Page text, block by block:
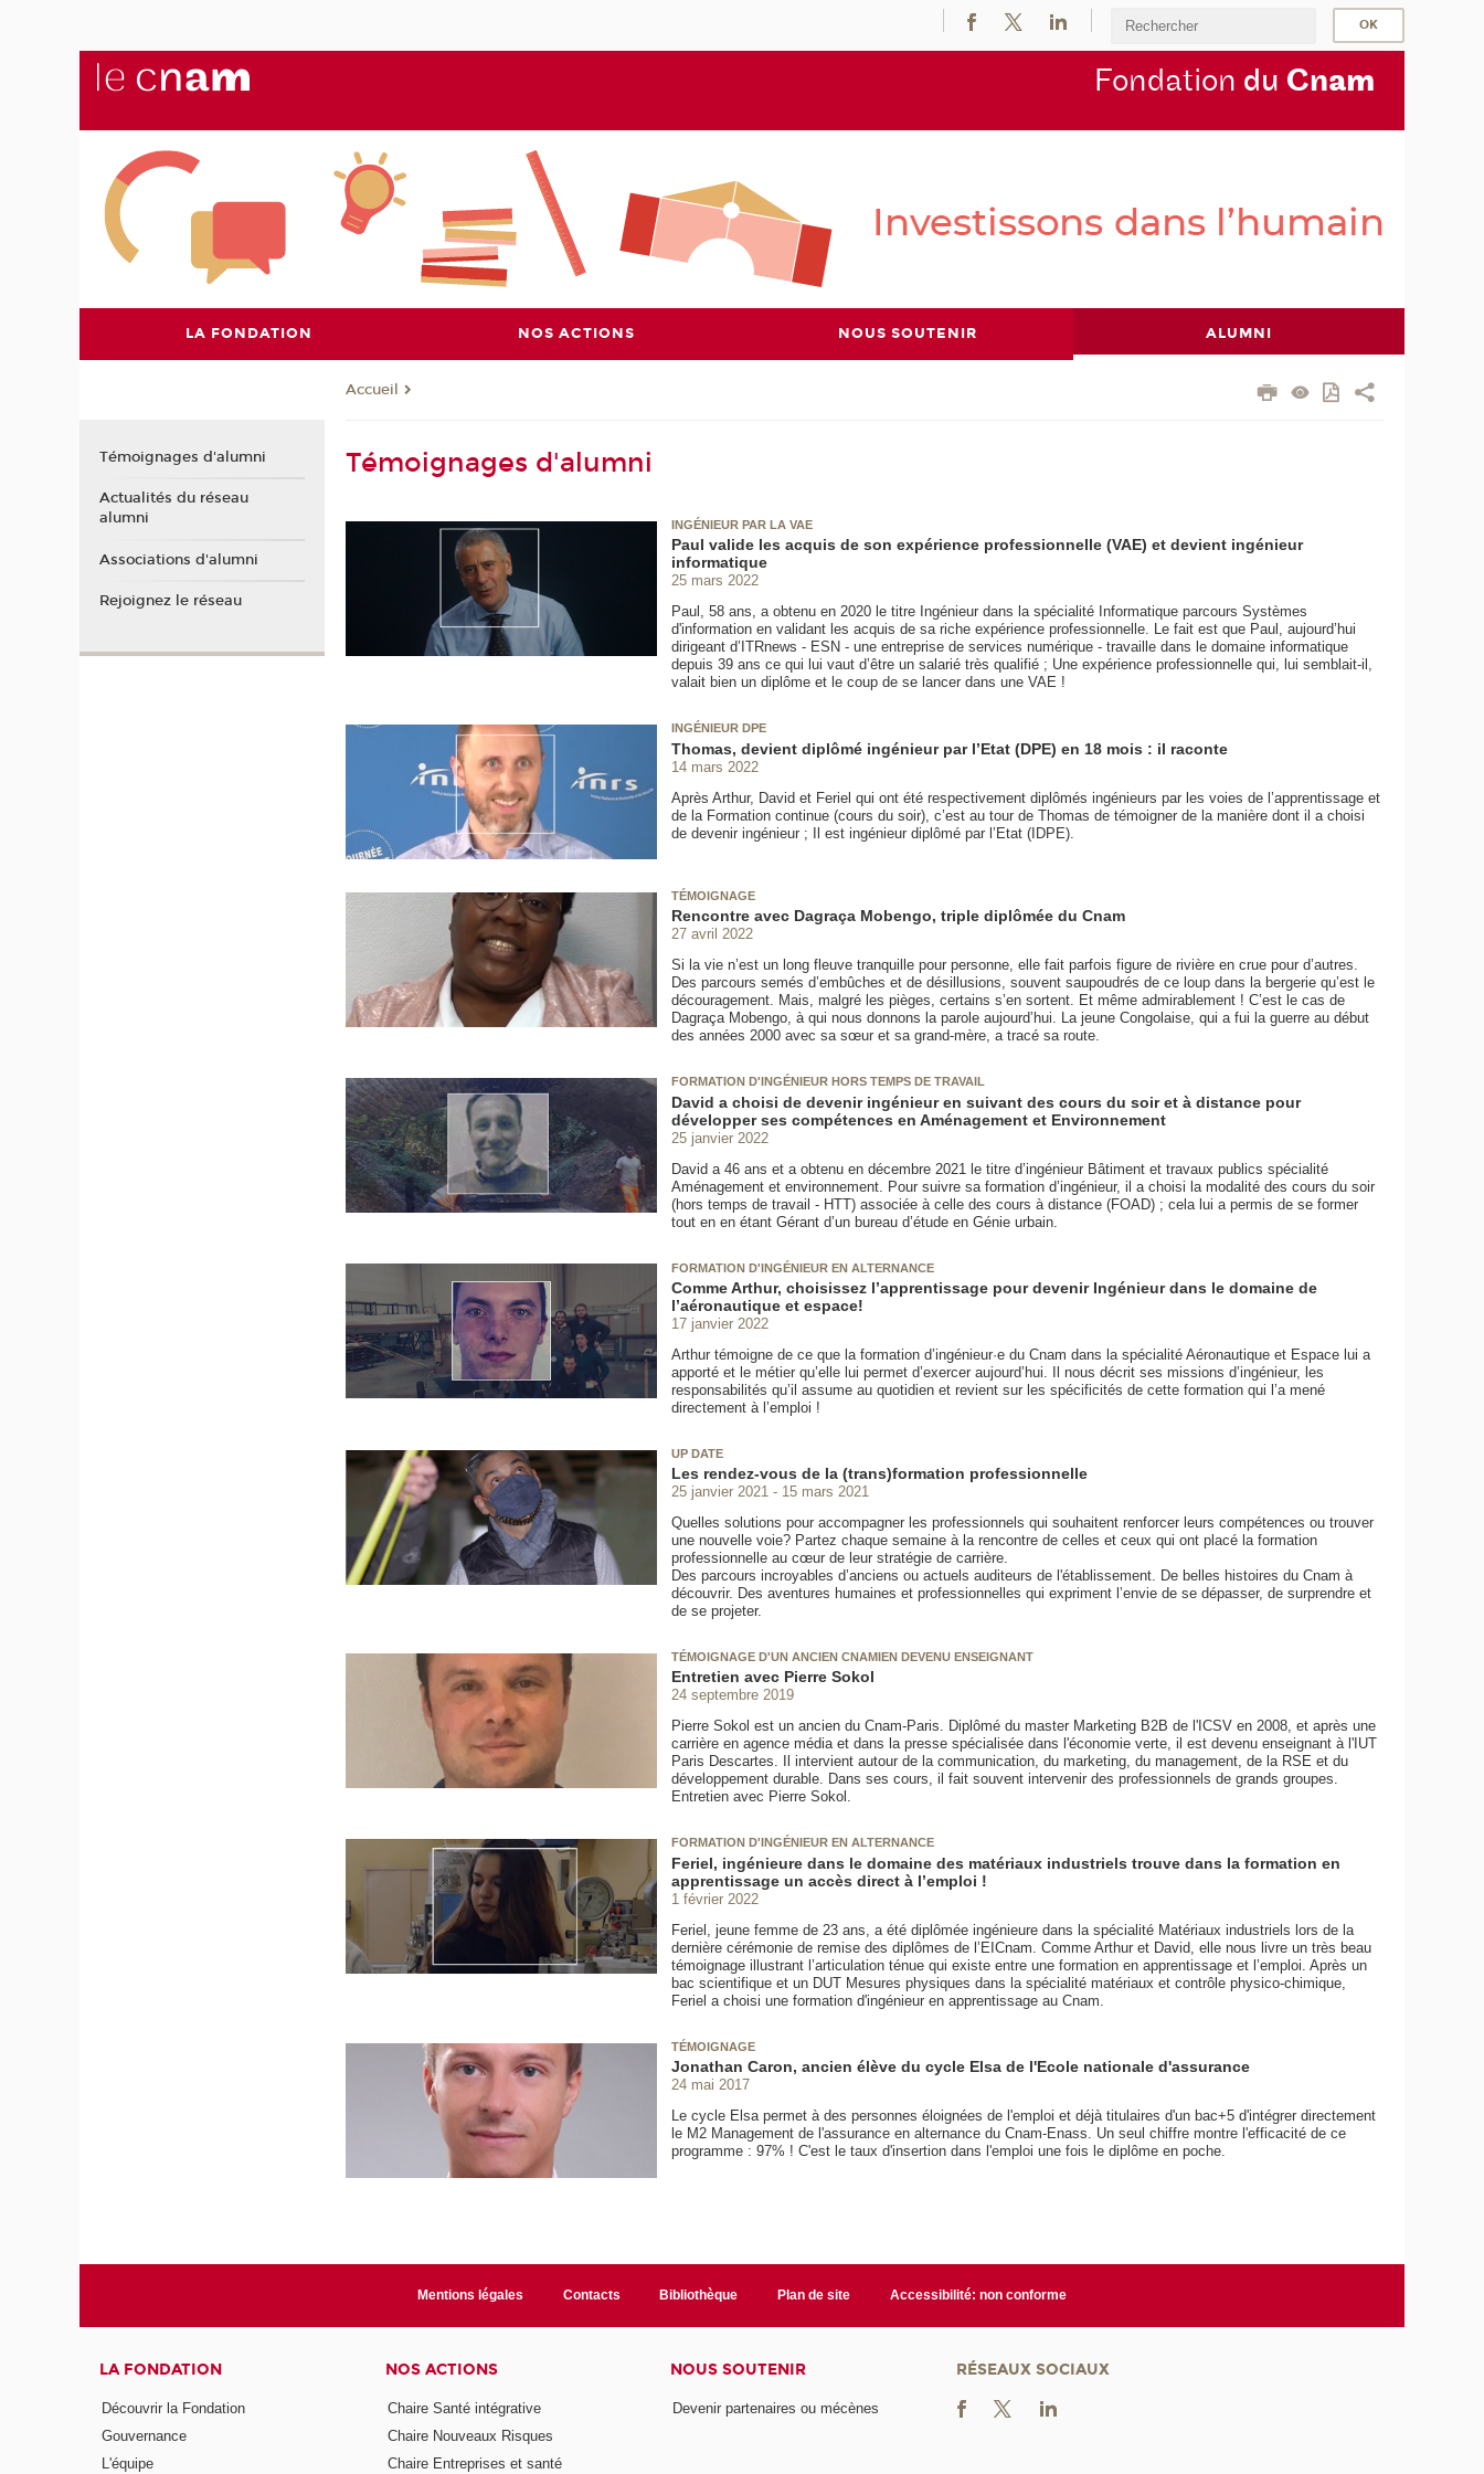
Fondation du Cnam
LA FONDATION NOS ACTIONS NOUS SOUTENIR ALUMNI
Accueil
Témoignages d'alumni
INGÉNIEUR PAR LA VAE
Paul valide les acquis de son expérience professionnelle (VAE) et devient ingénieur
informatique
25 mars 2022
Paul, 58 ans, a obtenu en 2020 le titre Ingénieur dans la spécialité Informatique parcours Systèmes
d'information en validant les acquis de sa riche expérience professionnelle. Le fait est que Paul, aujourd’hui
dirigeant d’ITRnews - ESN - une entreprise de services numérique - travaille dans le domaine informatique
depuis 39 ans ce qui lui vaut d’être un salarié très qualifié ; Une expérience professionnelle qui, lui semblait-il,
valait bien un diplôme et le coup de se lancer dans une VAE !
INGÉNIEUR DPE
Thomas, devient diplômé ingénieur par l’Etat (DPE) en 18 mois : il raconte
14 mars 2022
Après Arthur, David et Feriel qui ont été respectivement diplômés ingénieurs par les voies de l’apprentissage et
de la Formation continue (cours du soir), c’est au tour de Thomas de témoigner de la manière dont il a choisi
de devenir ingénieur ; Il est ingénieur diplômé par l’Etat (IDPE).
TÉMOIGNAGE
Rencontre avec Dagraça Mobengo, triple diplômée du Cnam
27 avril 2022
Si la vie n’est un long fleuve tranquille pour personne, elle fait parfois figure de rivière en crue pour d’autres.
Des parcours semés d’embûches et de désillusions, souvent saupoudrés de ce loup dans la bergerie qu’est le
découragement. Mais, malgré les pièges, certains s’en sortent. Et même admirablement ! C’est le cas de
Dagraça Mobengo, à qui nous donnons la parole aujourd’hui. La jeune Congolaise, qui a fui la guerre au début
des années 2000 avec sa sœur et sa grand-mère, a tracé sa route.
FORMATION D'INGÉNIEUR HORS TEMPS DE TRAVAIL
David a choisi de devenir ingénieur en suivant des cours du soir et à distance pour
développer ses compétences en Aménagement et Environnement
25 janvier 2022
David a 46 ans et a obtenu en décembre 2021 le titre d’ingénieur Bâtiment et travaux publics spécialité
Aménagement et environnement. Pour suivre sa formation d’ingénieur, il a choisi la modalité des cours du soir
(hors temps de travail - HTT) associée à celle des cours à distance (FOAD) ; cela lui a permis de se former
tout en en étant Gérant d’un bureau d’étude en Génie urbain.
FORMATION D'INGÉNIEUR EN ALTERNANCE
Comme Arthur, choisissez l’apprentissage pour devenir Ingénieur dans le domaine de
l’aéronautique et espace!
17 janvier 2022
Arthur témoigne de ce que la formation d’ingénieur·e du Cnam dans la spécialité Aéronautique et Espace lui a
apporté et le métier qu’elle lui permet d’exercer aujourd’hui. Il nous décrit ses missions d’ingénieur, les
responsabilités qu’il assume au quotidien et revient sur les spécificités de cette formation qui l’a mené
directement à l’emploi !
UP DATE
Les rendez-vous de la (trans)formation professionnelle
25 janvier 2021
15 mars 2021
Quelles solutions pour accompagner les professionnels qui souhaitent renforcer leurs compétences ou trouver
une nouvelle voie? Partez chaque semaine à la rencontre de celles et ceux qui ont placé la formation
professionnelle au cœur de leur stratégie de carrière.
Des parcours incroyables d’anciens ou actuels auditeurs de l'établissement. De belles histoires du Cnam à
découvrir. Des aventures humaines et professionnelles qui expriment l’envie de se dépasser, de surprendre et
de se projeter.
TÉMOIGNAGE D'UN ANCIEN CNAMIEN DEVENU ENSEIGNANT
Entretien avec Pierre Sokol
24 septembre 2019
Pierre Sokol est un ancien du Cnam-Paris. Diplômé du master Marketing B2B de l'ICSV en 2008, et après une
carrière en agence média et dans la presse spécialisée dans l'économie verte, il est devenu enseignant à l'IUT
Paris Descartes. Il intervient autour de la communication, du marketing, du management, de la RSE et du
développement durable. Dans ses cours, il fait souvent intervenir des professionnels de grands groupes.
Entretien avec Pierre Sokol.
FORMATION D'INGÉNIEUR EN ALTERNANCE
Feriel, ingénieure dans le domaine des matériaux industriels trouve dans la formation en
apprentissage un accès direct à l’emploi !
1 février 2022
Feriel, jeune femme de 23 ans, a été diplômée ingénieure dans la spécialité Matériaux industriels lors de la
dernière cérémonie de remise des diplômes de l’EICnam. Comme Arthur et David, elle nous livre un très beau
témoignage illustrant l’articulation ténue qui existe entre une formation en apprentissage et l’emploi. Après un
bac scientifique et un DUT Mesures physiques dans la spécialité matériaux et contrôle physico-chimique,
Feriel a choisi une formation d'ingénieur en apprentissage au Cnam.
TÉMOIGNAGE
Jonathan Caron, ancien élève du cycle Elsa de l'Ecole nationale d'assurance
24 mai 2017
Le cycle Elsa permet à des personnes éloignées de l'emploi et déjà titulaires d'un bac+5 d'intégrer directement
le M2 Management de l'assurance en alternance du Cnam-Enass. Un seul chiffre montre l'efficacité de ce
programme : 97% ! C'est le taux d'insertion dans l'emploi une fois le diplôme en poche.
Témoignages d'alumni
Actualités du réseau
alumni
Associations d'alumni
Rejoignez le réseau
Mentions légales Contacts Bibliothèque Plan de site Accessibilité: non conforme
LA FONDATION
Découvrir la Fondation
Gouvernance
L'équipe
NOS ACTIONS
Chaire Santé intégrative
Chaire Nouveaux Risques
Chaire Entreprises et santé
NOUS SOUTENIR
Devenir partenaires ou mécènes
RÉSEAUX SOCIAUX